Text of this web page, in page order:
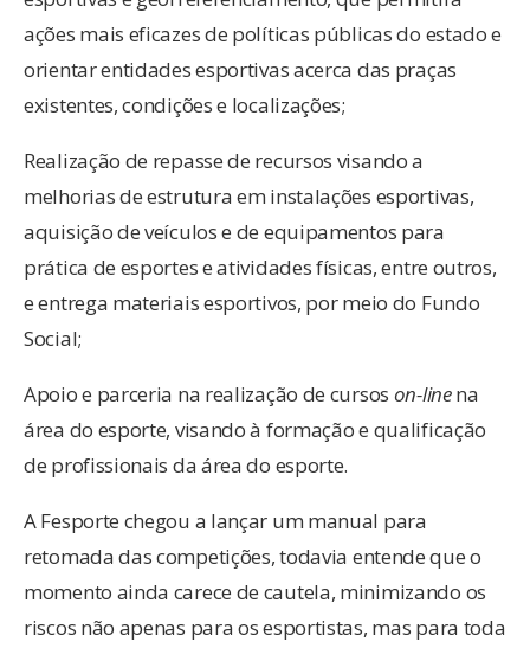
ações mais eficazes de políticas públicas do estado e
orientar entidades esportivas acerca das praças
existentes, condições e localizações;
Realização de repasse de recursos visando a
melhorias de estrutura em instalações esportivas,
aquisição de veículos e de equipamentos para
prática de esportes e atividades físicas, entre outros,
e entrega materiais esportivos, por meio do Fundo
Social;
Apoio e parceria na realização de cursos on-linena
área do esporte, visando à formação e qualificação
de profissionais da área do esporte.
A Fesporte chegou a lançar um manual para
retomada das competições, todavia entende que o
momento ainda carece de cautela, minimizando os
riscos não apenas para os esportistas, mas para toda